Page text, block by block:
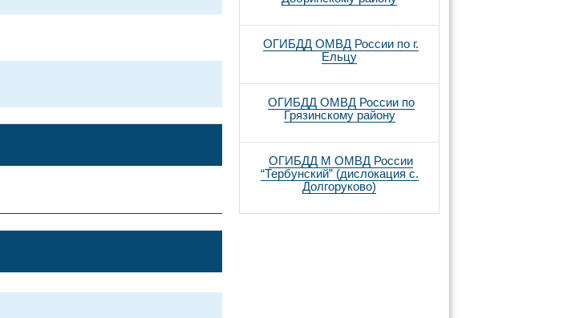
ОГИБДД ОМВД России по г.
Ельцу
ОГИБДД ОМВД России по
Грязинскому району
ОГИБДД М ОМВД России
“Тербунский” (дислокация с.
Долгоруково)